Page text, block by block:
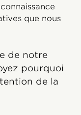
que nous
de notre
pourquoi
de la